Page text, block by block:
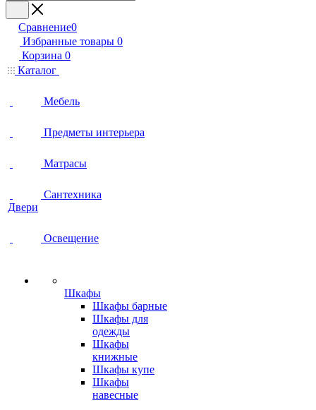
Сравнение0
Избранные товары 0
Корзина 0
Каталог
Мебель
Предметы интерьера
Матрасы
Сантехника
Двери
Освещение
Шкафы
Шкафы барные
Шкафы для
одежды
Шкафы
книжные
Шкафы купе
Шкафы
навесные